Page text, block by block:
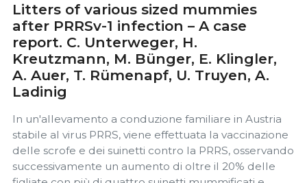
Litters of various sized mummies
after PRRSv-1 infection – A case
report. C. Unterweger, H.
Kreutzmann, M. Bünger, E. Klingler,
A. Auer, T. Rümenapf, U. Truyen, A.
Ladinig
In un'allevamento a conduzione familiare in Austria
stabile al virus PRRS, viene effettuata la vaccinazione
delle scrofe e dei suinetti contro la PRRS, osservando
successivamente un aumento di oltre il 20% delle